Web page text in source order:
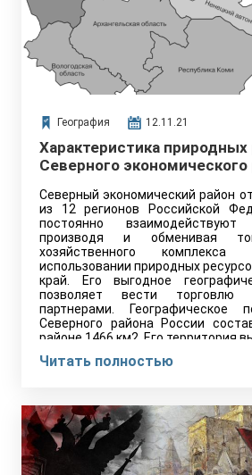
География 12.11.21
Характеристика природных
Северного экономического
Северный экономический район
из 12 регионов Российской
постоянно
производя и обменивая
хозяйственного комплекса
использовании природных
край. Его выгодное
позволяет вести торговлю
партнерами. Географическое
Северного района России
районе 1466 км2. Его территория
Читать полностью